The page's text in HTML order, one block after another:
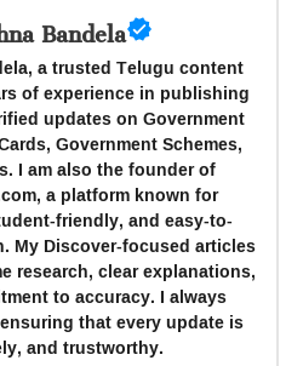
Bandela
a trusted Telugu content
of experience in publishing
updates on Government
Government Schemes,
I am also the founder of
a platform known for
friendly, and easy-to-
My Discover-focused articles
research, clear explanations,
to accuracy. I always
that every update is
and trustworthy.